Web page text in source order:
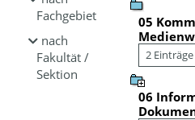
Fachgebiet
nach
Fakultät /
Sektion
05
2 Einträge
06